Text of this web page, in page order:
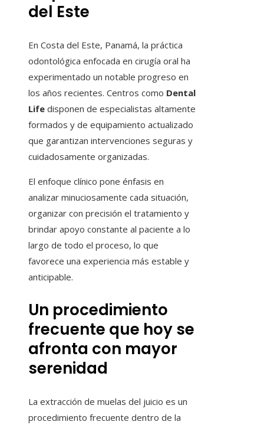
del Este
En Costa del Este, Panamá, la práctica
odontológica enfocada en cirugía oral ha
experimentado un notable progreso en
los años recientes. Centros como Dental
Life disponen de especialistas altamente
formados y de equipamiento actualizado
que garantizan intervenciones seguras y
cuidadosamente organizadas.
El enfoque clínico pone énfasis en
analizar minuciosamente cada situación,
organizar con precisión el tratamiento y
brindar apoyo constante al paciente a lo
largo de todo el proceso, lo que
favorece una experiencia más estable y
anticipable.
Un procedimiento
frecuente que hoy se
afronta con mayor
serenidad
La extracción de muelas del juicio es un
procedimiento frecuente dentro de la